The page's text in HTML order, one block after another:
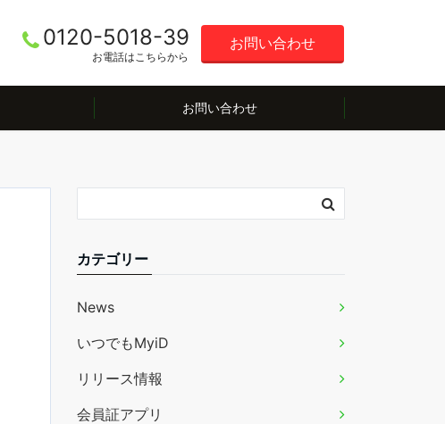
0120-5018-39
お電話はこちらから
お問い合わせ
お問い合わせ
カテゴリー
News
いつでもMyiD
リリース情報
会員証アプリ